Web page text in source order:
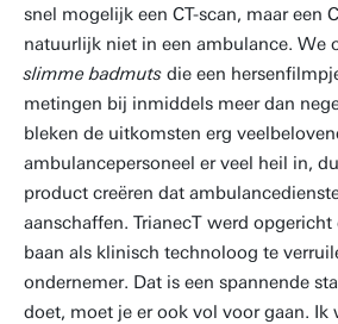
snel mogelijk een CT-scan, maar een
natuurlijk niet in een ambulance. We
slimme badmuts die een
metingen bij inmiddels meer dan
bleken de uitkomsten erg
ambulancepersoneel er veel heil in,
product creëren dat
aanschaffen. TrianecT werd
baan als klinisch technoloog te
ondernemer. Dat is een spannende
doet, moet je er ook vol voor gaan. Ik